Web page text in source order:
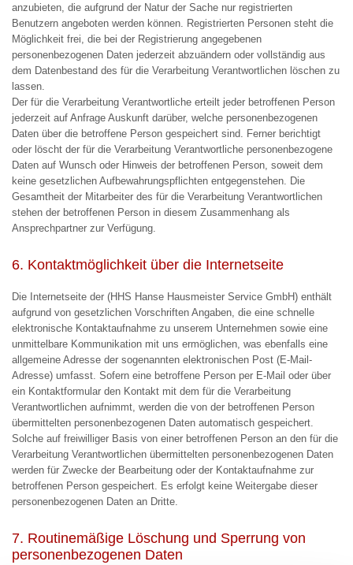
anzubieten, die aufgrund der Natur der Sache nur registrierten
Benutzern angeboten werden können. Registrierten Personen steht die
Möglichkeit frei, die bei der Registrierung angegebenen
personenbezogenen Daten jederzeit abzuändern oder vollständig aus
dem Datenbestand des für die Verarbeitung Verantwortlichen löschen zu
lassen.
Der für die Verarbeitung Verantwortliche erteilt jeder betroffenen Person
jederzeit auf Anfrage Auskunft darüber, welche personenbezogenen
Daten über die betroffene Person gespeichert sind. Ferner berichtigt
oder löscht der für die Verarbeitung Verantwortliche personenbezogene
Daten auf Wunsch oder Hinweis der betroffenen Person, soweit dem
keine gesetzlichen Aufbewahrungspflichten entgegenstehen. Die
Gesamtheit der Mitarbeiter des für die Verarbeitung Verantwortlichen
stehen der betroffenen Person in diesem Zusammenhang als
Ansprechpartner zur Verfügung.
6. Kontaktmöglichkeit über die Internetseite
Die Internetseite der (HHS Hanse Hausmeister Service GmbH) enthält
aufgrund von gesetzlichen Vorschriften Angaben, die eine schnelle
elektronische Kontaktaufnahme zu unserem Unternehmen sowie eine
unmittelbare Kommunikation mit uns ermöglichen, was ebenfalls eine
allgemeine Adresse der sogenannten elektronischen Post (E-Mail-
Adresse) umfasst. Sofern eine betroffene Person per E-Mail oder über
ein Kontaktformular den Kontakt mit dem für die Verarbeitung
Verantwortlichen aufnimmt, werden die von der betroffenen Person
übermittelten personenbezogenen Daten automatisch gespeichert.
Solche auf freiwilliger Basis von einer betroffenen Person an den für die
Verarbeitung Verantwortlichen übermittelten personenbezogenen Daten
werden für Zwecke der Bearbeitung oder der Kontaktaufnahme zur
betroffenen Person gespeichert. Es erfolgt keine Weitergabe dieser
personenbezogenen Daten an Dritte.
7. Routinemäßige Löschung und Sperrung von
personenbezogenen Daten